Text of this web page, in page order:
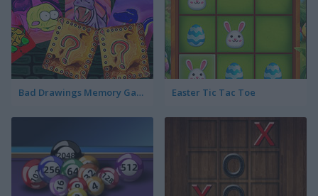
Bad Drawings Memory Game Easter Tic Tac Toe